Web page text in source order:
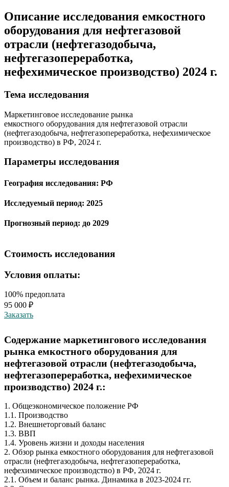
Описание исследования емкостного
оборудования для нефтегазовой
отрасли (нефтегазодобыча,
нефтегазопереработка,
нефехимическое производство) 2024 г.
Тема иcследования
Маркетинговое исследование рынка
емкостного оборудования для нефтегазовой отрасли
(нефтегазодобыча, нефтегазопереработка, нефехимическое
производство) в РФ, 2024 г.
Параметры исследования
География исследования: РФ
Исследуемый период: 2025
Прогнозный период: до 2029
Стоимость исследования
Условия оплаты:
100% предоплата
95 000 ₽
Заказать
Содержание маркетингового исследования
рынка емкостного оборудования для
нефтегазовой отрасли (нефтегазодобыча,
нефтегазопереработка, нефехимическое
производство) 2024 г.:
1. Общеэкономическое положение РФ
1.1. Производство
1.2. Внешнеторговый баланс
1.3. ВВП
1.4. Уровень жизни и доходы населения
2. Обзор рынка емкостного оборудования для нефтегазовой
отрасли (нефтегазодобыча, нефтегазопереработка,
нефехимическое производство) в РФ, 2024 г.
2.1. Объем и баланс рынка. Динамика в 2023-2024 гг.